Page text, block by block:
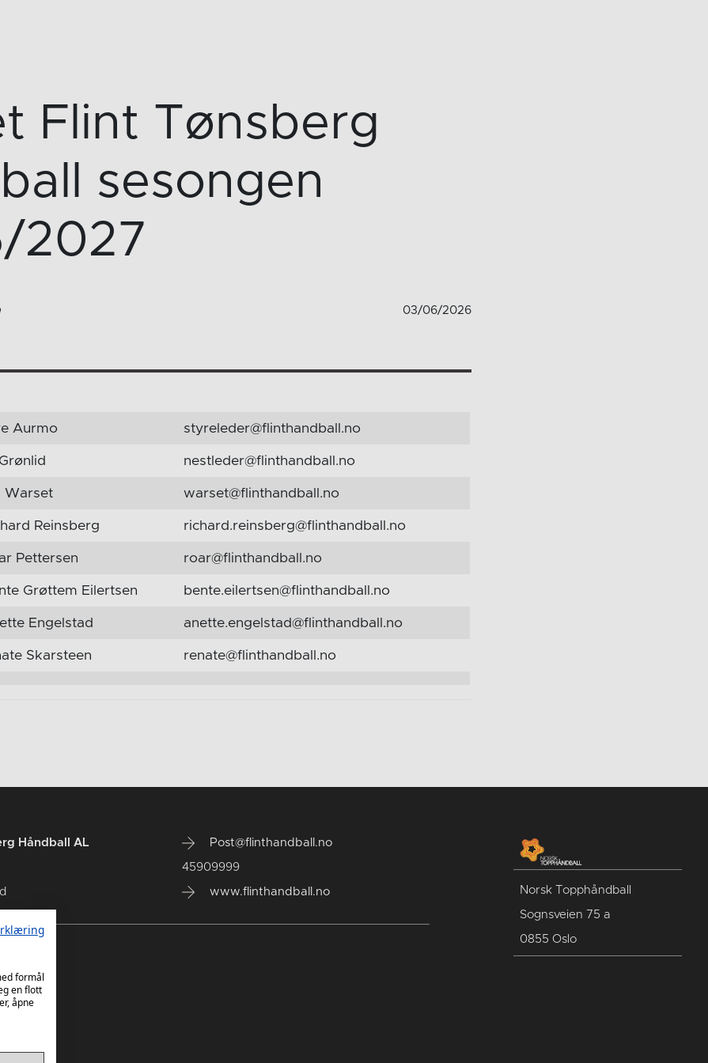
Flint Tønsberg
sesongen
2027
03/06/2026
Aurmo styreleder@flinthandball.no
nestleder@flinthandball.no
Warset warset@flinthandball.no
Reinsberg richard.reinsberg@flinthandball.no
Pettersen roar@flinthandball.no
Grøttem Eilertsen bente.eilertsen@flinthandball.no
Engelstad anette.engelstad@flinthandball.no
Skarsteen renate@flinthandball.no
Håndball AL Post@flinthandball.no
45909999
www.flinthandball.no Norsk Topphåndball
Sognsveien 75 a
0855 Oslo
formål
en flott
åpne